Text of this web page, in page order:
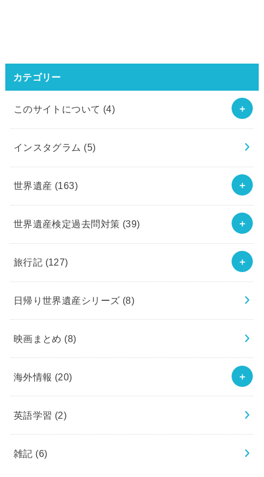
カテゴリー
このサイトについて (4)
インスタグラム (5)
世界遺産 (163)
世界遺産検定過去問対策 (39)
旅行記 (127)
日帰り世界遺産シリーズ (8)
映画まとめ (8)
海外情報 (20)
英語学習 (2)
雑記 (6)